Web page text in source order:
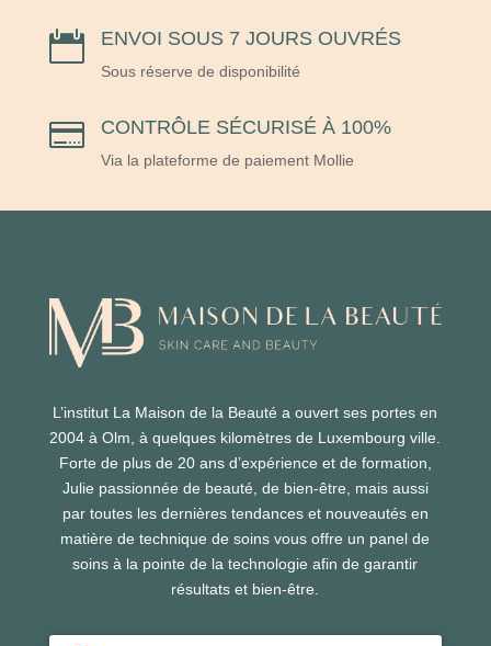
 ENVOI SOUS 7 JOURS OUVRÉS
Sous réserve de disponibilité
 CONTRÔLE SÉCURISÉ À 100%
Via la plateforme de paiement Mollie
L’institut La Maison de la Beauté a ouvert ses portes en
2004 à Olm, à quelques kilomètres de Luxembourg ville.
Forte de plus de 20 ans d’expérience et de formation,
Julie passionnée de beauté, de bien-être, mais aussi
par toutes les dernières tendances et nouveautés en
matière de technique de soins vous offre un panel de
soins à la pointe de la technologie afin de garantir
résultats et bien-être.